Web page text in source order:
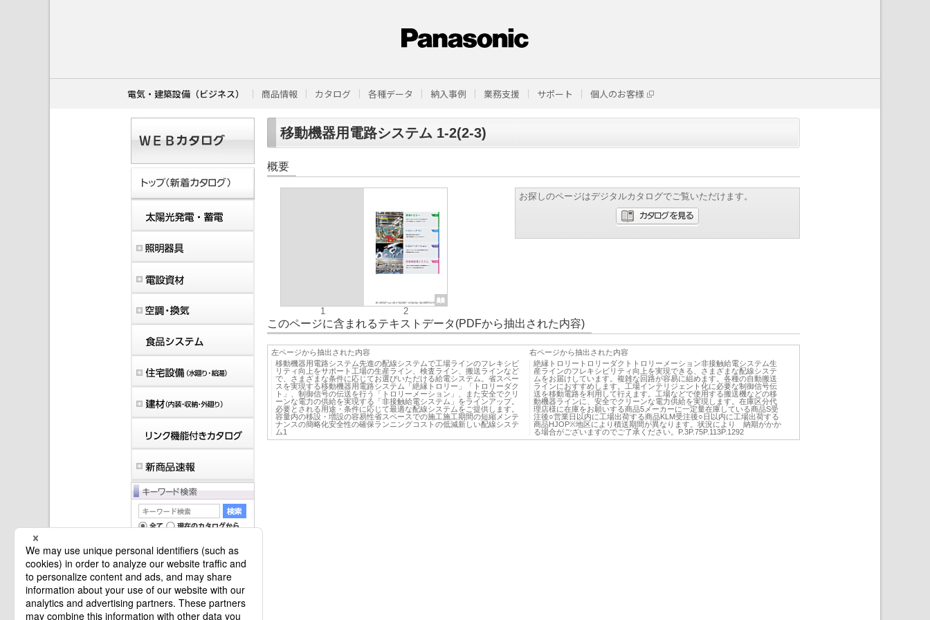
電気・建築設備（ビジネス） 商品情報 カタログ 各種データ 納入事例 業務支援 サポート 個人のお客様
移動機器用電路システム 1-2(2-3)
概要
1 2
お探しのページはデジタルカタログでご覧いただけます。
このページに含まれるテキストデータ(PDFから抽出された内容)
左ページから抽出された内容
移動機器用電路システム先進の配線システムで工場ラインのフレキシビ
リティ向上をサポート工場の生産ライン、検査ライン、搬送ラインなど
で、さまざまな条件に応じてお選びいただける給電システム。省スペー
スを実現する移動機器用電路システム「絶縁トロリー」「トロリーダク
ト」、制御信号の伝送を行う「トロリーメーション」、また安全でクリ
ーンな電力の供給を実現する「非接触給電システム」をラインアップ。
必要とされる用途・条件に応じて最適な配線システムをご提供します。
容量内の移設・増設の容易性省スペースでの施工施工期間の短縮メンテ
ナンスの簡略化安全性の確保ランニングコストの低減新しい配線システ
ム1
右ページから抽出された内容
絶縁トロリートロリーダクトトロリーメーション非接触給電システム生
産ラインのフレキシビリティ向上を実現できる、さまざまな配線システ
ムをお届けしています。複雑な回路が容易に組めます。各種の自動搬送
ラインにおすすめします。工場インテリジェント化に必要な制御信号伝
送を移動電路を利用して行えます。工場などで使用する搬送機などの移
動機器ラインに、安全でクリーンな電力供給を実現します。在庫区分代
理店様に在庫をお願いする商品5メーカーに一定量在庫している商品S受
注後○営業日以内に工場出荷する商品KLM受注後○日以内に工場出荷する
商品HJOP※地区により積送期間が異なります。状況により 納期がかか
る場合がございますのでご了承ください。P.3P.75P.113P.1292
マイバインダーは空です。